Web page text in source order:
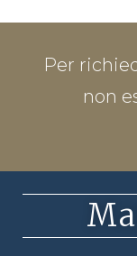
Per
non